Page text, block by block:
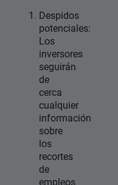
Despidos
potenciales:
Los
inversores
seguirán
de
cerca
cualquier
información
sobre
los
recortes
de
empleos